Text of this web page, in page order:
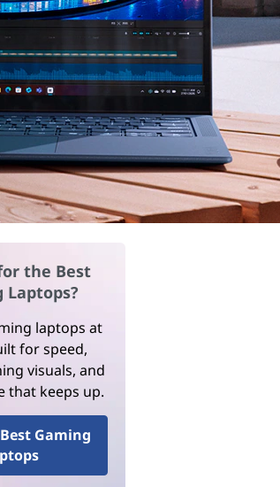
the Best
Laptops?
laptops at
for speed,
visuals, and
that keeps up.
Gaming